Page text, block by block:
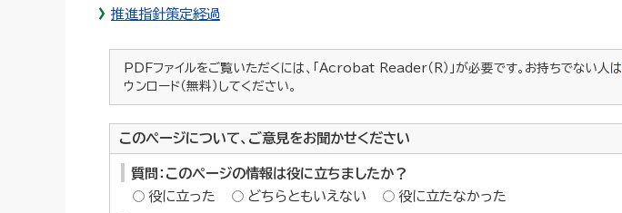
推進指針策定経過
PDFファイルをご覧いただくには、「Acrobat Reader（R）」が必要です。お持ちでない人は
ウンロード（無料）してください。
このページについて、ご意見をお聞かせください
質問：このページの情報は役に立ちましたか？
役に立った
どちらともいえない 役に立たなかった